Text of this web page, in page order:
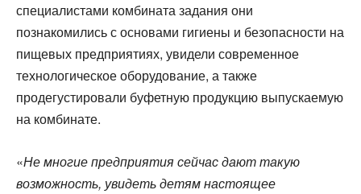
специалистами комбината задания они
познакомились с основами гигиены и безопасности на
пищевых предприятиях, увидели современное
технологическое оборудование, а также
продегустировали буфетную продукцию выпускаемую
на комбинате.
«Не многие предприятия сейчас дают такую
возможность, увидеть детям настоящее